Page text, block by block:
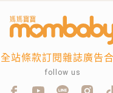
全站條款訂閱雜誌廣告
follow us